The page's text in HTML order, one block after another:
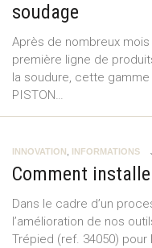
soudage
Après de nombreux
première ligne de
la soudure, cette
PISTON…
INNOVATION INFORMATIONS
Comment
Dans le cadre d’un
l’amélioration de nos
Trépied (ref. 34050) pour